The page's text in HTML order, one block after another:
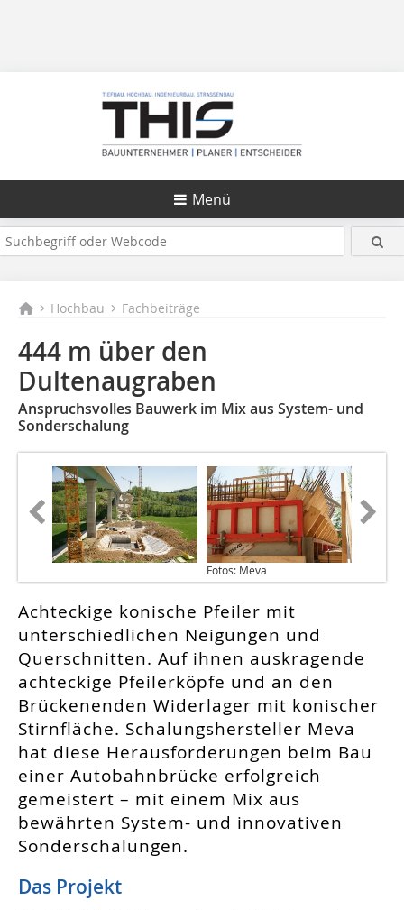
Menü
Hochbau Fachbeiträge
444 m über den
Dultenaugraben
Anspruchsvolles Bauwerk im Mix aus System- und
Sonderschalung
Fotos: Meva
Achteckige konische Pfeiler mit
unterschiedlichen Neigungen und
Querschnitten. Auf ihnen auskragende
achteckige Pfeilerköpfe und an den
Brückenenden Widerlager mit konischer
Stirnfläche. Schalungshersteller Meva
hat diese Herausforderungen beim Bau
einer Autobahnbrücke erfolgreich
gemeistert – mit einem Mix aus
bewährten System- und innovativen
Sonderschalungen.
Das Projekt